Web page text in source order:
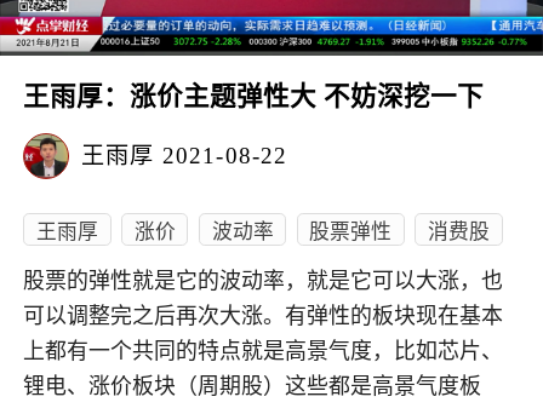
王雨厚：涨价主题弹性大 不妨深挖一下
王雨厚 2021-08-22
王雨厚 涨价 波动率 股票弹性 消费股
股票的弹性就是它的波动率，就是它可以大涨，也
可以调整完之后再次大涨。有弹性的板块现在基本
上都有一个共同的特点就是高景气度，比如芯片、
锂电、涨价板块（周期股）这些都是高景气度板